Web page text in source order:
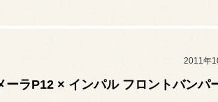
2011年
ーラP12 × インパル フロントバンパ